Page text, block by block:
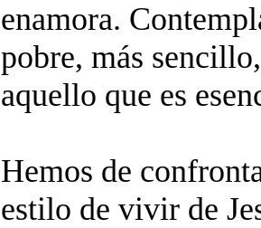
enamora.
pobre, más
aquello que es
Hemos de
estilo de vivir de